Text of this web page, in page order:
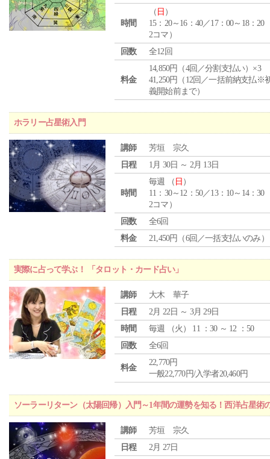
時間
（ 日 ）
15：20～16：40／17：00～18：20
2コマ）
回数
全12回
料金
14,850円（4回／分割支払い）×3
41,250円（12回／一括前納支払※
義開始前まで）
ホラリー占星術入門
講師
芳垣 宗久
日程
1月 30日 ～ 2月 13日
時間
毎週 （ 日 ）
11：30～12：50／13：10～14：30
2コマ）
回数
全6回
料金
21,450円（6回／一括支払いのみ）
実際に占って学ぶ！ 「タロット・カード占い」
講師
大木 華子
日程
2月 22日 ～ 3月 29日
時間
毎週 （火 ） 11 ：30 ～ 12 ：50
回数
全6回
料金
22,770円
一般22,770円/入学者20,460円
ソーラーリターン（太陽回帰）入門～1年間の運勢を知る！西洋占星術
講師
芳垣 宗久
日程
2月 27日